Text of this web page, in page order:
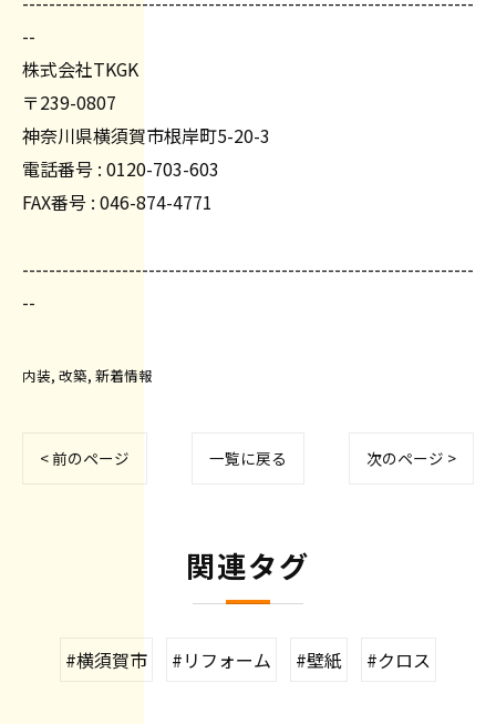
--
株式会社TKGK
〒239-0807
神奈川県横須賀市根岸町5-20-3
電話番号 : 0120-703-603
FAX番号 : 046-874-4771
--------------------------------------------------------------------
--
内装 改築 新着情報
< 前のページ 一覧に戻る 次のページ >
関連タグ
#横須賀市 #リフォーム #壁紙 #クロス